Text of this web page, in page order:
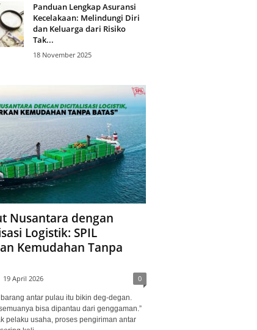
Panduan Lengkap Asuransi
Kecelakaan: Melindungi Diri
dan Keluarga dari Risiko
Tak...
18 November 2025
Nusantara dengan
Logistik: SPIL
Kemudahan Tanpa
19 April 2026 0
antar pulau itu bikin deg-degan.
bisa dipantau dari genggaman.”
pelaku usaha, proses pengiriman antar